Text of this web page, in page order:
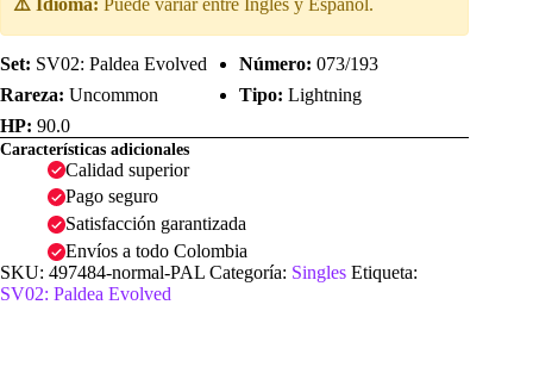
Set: SV02: Paldea Evolved Número: 073/193
Rareza: Uncommon Tipo: Lightning
HP: 90.0
Características adicionales
Calidad superior
Pago seguro
Satisfacción garantizada
Envíos a todo Colombia
SKU: 497484-normal-PAL Categoría: Singles Etiqueta:
SV02: Paldea Evolved